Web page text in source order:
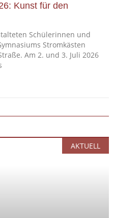
Kunst für den
Schülerinnen und
Stromkästen
Am 2. und 3. Juli 2026
AKTUELL